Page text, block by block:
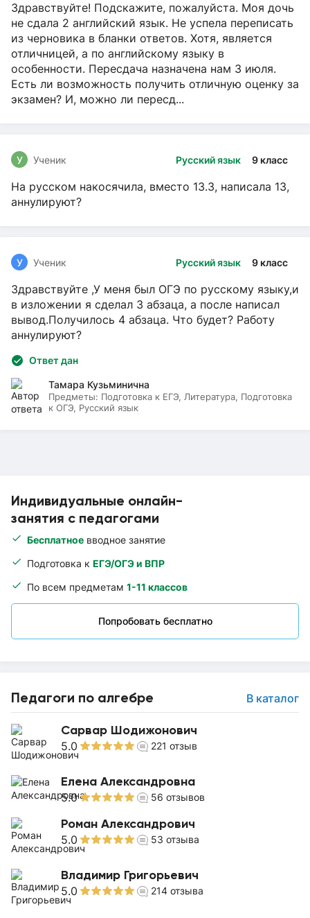
Индивидуальные онлайн-
занятия с педагогами
Бесплатное вводное занятие
Подготовка к ЕГЭ/ОГЭ и ВПР
По всем предметам 1-11 классов
Попробовать бесплатно
Педагоги по алгебре В каталог
Сарвар Шодижонович
5.0 221 отзыв
Елена Александровна
5.0 56 отзывов
Роман Александрович
5.0 53 отзыва
Владимир Григорьевич
5.0 214 отзыва
Здравствуйте! Подскажите, пожалуйста. Моя дочь
не сдала 2 английский язык. Не успела переписать
из черновика в бланки ответов. Хотя, является
отличницей, а по английскому языку в
особенности. Пересдача назначена нам 3 июля.
Есть ли возможность получить отличную оценку за
экзамен? И, можно ли пересд...
Русский язык 9 класс
У Ученик
На русском накосячила, вместо 13.3, написала 13,
аннулируют?
Русский язык 9 класс
У Ученик
Здравствуйте ,У меня был ОГЭ по русскому языку,и
в изложении я сделал 3 абзаца, а после написал
вывод.Получилось 4 абзаца. Что будет? Работу
аннулируют?
Ответ дан
Тамара Кузьминична
Предметы: Подготовка к ЕГЭ, Литература, Подготовка
к ОГЭ, Русский язык